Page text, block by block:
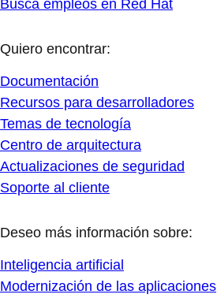
Busca empleos en Red Hat
Quiero encontrar:
Documentación
Recursos para desarrolladores
Temas de tecnología
Centro de arquitectura
Actualizaciones de seguridad
Soporte al cliente
Deseo más información sobre:
Inteligencia artificial
Modernización de las aplicaciones